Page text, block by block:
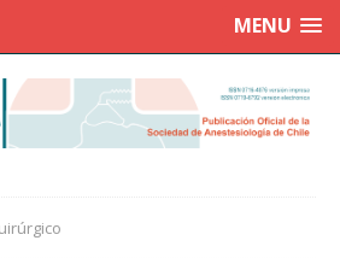
MENU